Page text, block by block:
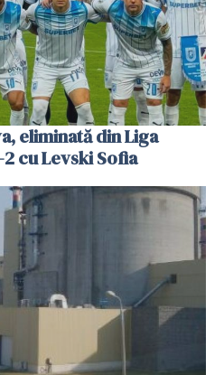
eliminată din Liga
cu Levski Sofia